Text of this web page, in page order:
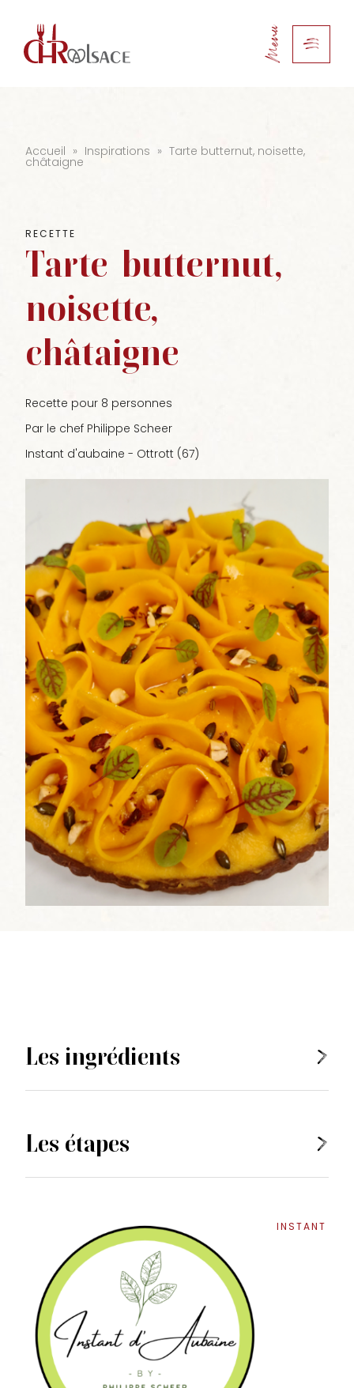
Menu
Accueil » Inspirations » Tarte butternut, noisette,
châtaigne
RECETTE
Tarte butternut,
noisette,
châtaigne
Recette pour 8 personnes
Par le chef Philippe Scheer
Instant d'aubaine - Ottrott (67)
Les ingrédients
Les étapes
INSTANT